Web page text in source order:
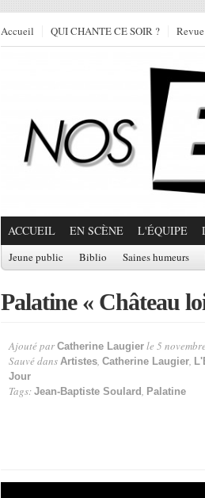
Accueil QUI CHANTE CE SOIR ?
ACCUEIL EN SCÈNE L'ÉQUIPE
Jeune public Biblio Saines humeurs
Palatine « Château
Ajouté par Catherine Laugier le 5
Sauvé dans Artistes, Catherine Laugier,
Jour
Tags: Jean-Baptiste Soulard, Palatine